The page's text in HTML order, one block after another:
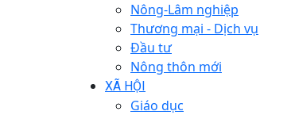
Nông-Lâm nghiệp
Thương mại - Dịch vụ
Đầu tư
Nông thôn mới
XÃ HỘI
Giáo dục